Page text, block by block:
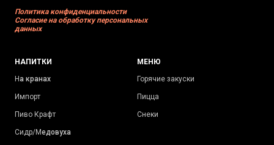
Политика конфиденциальности
Согласие на обработку персональных
данных
НАПИТКИ
На кранах
Импорт
Пиво Крафт
Сидр/Медовуха
МЕНЮ
Горячие закуски
Пицца
Снеки